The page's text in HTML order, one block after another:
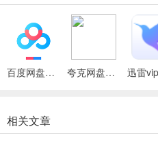
答：破坏沙砾方块获得
问：铁锭怎么得到？
答：用石镐挖到铁矿后，通过熔炉
答：杀地心人获得地心之眼
百度网盘绿色免安装Pc电脑版 夸克网盘官方正式版
相关文章